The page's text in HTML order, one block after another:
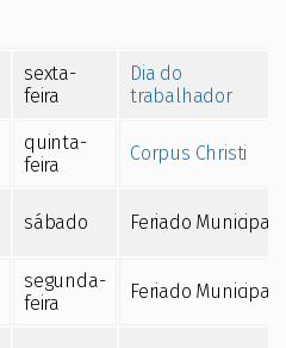
sexta-
feira
Dia do
trabalhador
quinta-
feira
Corpus Christi
sábado Feriado Municipal
segunda-
feira
Feriado Municipal